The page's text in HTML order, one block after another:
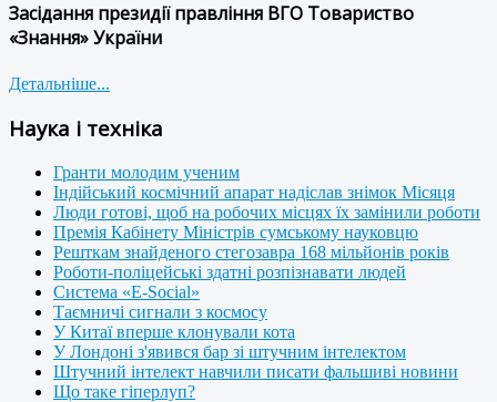
Засідання президії правління ВГО Товариство
«Знання» України
Детальніше...
Наука і техніка
Гранти молодим ученим
Індійський космічний апарат надіслав знімок Місяця
Люди готові, щоб на робочих місцях їх замінили роботи
Премія Кабінету Міністрів сумському науковцю
Решткам знайденого стегозавра 168 мільйонів років
Роботи-поліцейські здатні розпізнавати людей
Система «E-Social»
Таємничі сигнали з космосу
У Китаї вперше клонували кота
У Лондоні з'явився бар зі штучним інтелектом
Штучний інтелект навчили писати фальшиві новини
Що таке гіперлуп?